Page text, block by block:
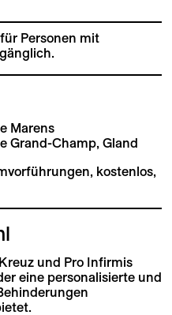
Personen mit
Marens
Grand-Champ, Gland
kostenlos,
und Pro Infirmis
eine personalisierte und